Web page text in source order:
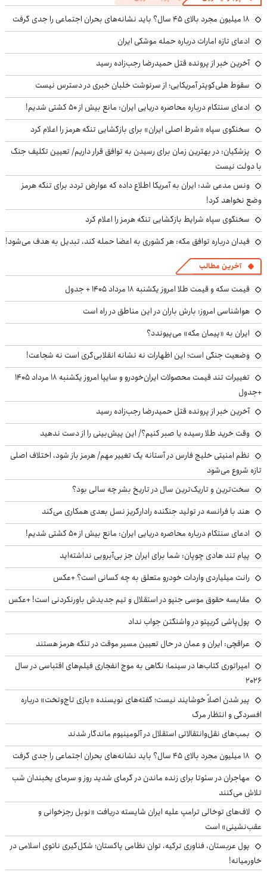
۱۸ میلیون مجرد بالای ۴۵ سال؟ باید نشانه‌های بحران اجتماعی را جدی گرفت
ادعای تازه امارات درباره حمله موشکی ایران
آخرین خبر از پرونده قتل حمیدرضا رجب‌زاده رسید
سقوط هلی‌کوپتر آمریکایی؛ از سرنوشت خلبان خبری در دسترس نیست
ادعای سنتکام درباره محاصره دریایی ایران: مانع بیش از ۵۰ کشتی شدیم!
سخنگوی سپاه «شرط اصلی ایران» برای بازگشایی تنگه هرمز را اعلام کرد
پزشکیان‌: در بهترین زمان برای رسیدن به توافق قرار داریم/ تعیین تکلیف جنگ
با دولت نیست
ونس مدعی شد: ایران به آمریکا اطلاع داده که عوارض تردد برای تنگه هرمز
وضع نخواهد کرد!
سخنگوی سپاه شرایط بازگشایی تنگه هرمز را اعلام کرد
فیدان درباره توافق مکه: هر کشوری به اعضا حمله کند، تبدیل به هدف می‌شود!
آخرین مطالب
قیمت سکه و قیمت طلا امروز یکشنبه ۱۸ مرداد ۱۴۰۵ + جدول
هواشناسی امروز: بارش باران در این مناطق در راه است
ایران به «پیمان مکه» می‌پیوندد؟
وضعیت جنگی است؛ این اظهارات نه نشانه انقلابی‌گری است نه شجاعت!
تغییرات تند قیمت محصولات ایران‌خودرو و سایپا امروز یکشنبه ۱۸ مرداد ۱۴۰۵
+جدول
آخرین خبر از پرونده قتل حمیدرضا رجب‌زاده رسید
وقت خرید طلا رسیده یا صبر کنیم؟/ این پیش‌بینی را از دست ندهید
نظم امنیتی خلیج فارس در آستانه یک تغییر مهم/ هرمز باز شود، اختلاف اصلی
تازه شروع می‌شود
سخت‌ترین و تاریک‌ترین سال در تاریخ بشر چه سالی بود؟
هند با فرانسه در تولید جنگنده رادارگریز نسل بعدی همکاری می‌کند
ادعای سنتکام درباره محاصره دریایی ایران: مانع بیش از ۵۰ کشتی شدیم!
پیام تند هادی چوپان: شما برای ایران جز بی‌آبرویی نداشته‌اید
رانت میلیاردی واردات خودرو متعلق به چه کسانی است؟ +عکس
مقایسه حقوق موسی جنپو در استقلال و تیم جدیدش باورنکردنی است! +عکس
پول‌پاشی کریپتو در واشنگتن جواب نداد
عراقچی: ایران و عمان در حال تعیین مسیر موقت در تنگه هرمز هستند
امپراتوری کتاب‌ها در سینما؛ نگاهی به موج انفجاری فیلم‌های اقتباسی در سال
۲۰۲۶
پیر شدن اصلاً خوشایند نیست؛ گفته‌های نویسنده «بازی تاج‌وتخت» درباره
افسردگی و انتظار مرگ
بمب‌های نقل‌وانتقالاتی استقلال در آلومینیوم ماندگار شدند
۱۸ میلیون مجرد بالای ۴۵ سال؟ باید نشانه‌های بحران اجتماعی را جدی گرفت
مهاجران در سئوتا برای زنده ماندن در گرمای شدید روز و سرمای یخبندان شب
تلاش می‌کنند
لاف‌های توخالی ترامپ علیه ایران شایسته دریافت «نوبل رجزخوانی و
عقب‌نشینی» است
پول عربستان، فناوری ترکیه، توان نظامی پاکستان؛ شکل‌گیری ناتوی اسلامی در
خاورمیانه!